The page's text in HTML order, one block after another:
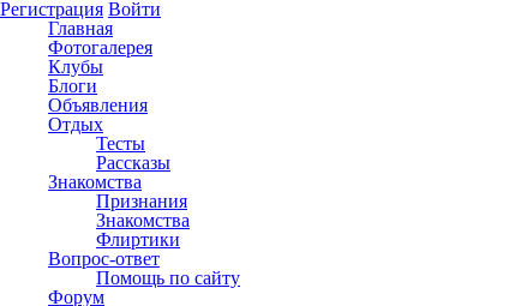
Регистрация Войти
Главная
Фотогалерея
Клубы
Блоги
Объявления
Отдых
Тесты
Рассказы
Знакомства
Признания
Знакомства
Флиртики
Вопрос-ответ
Помощь по сайту
Форум